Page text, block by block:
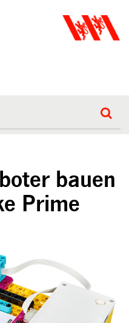
bauen
Prime